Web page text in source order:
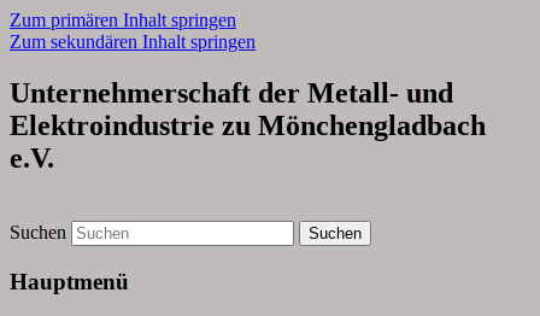
Zum primären Inhalt springen
Zum sekundären Inhalt springen
Unternehmerschaft der Metall- und
Elektroindustrie zu Mönchengladbach
e.V.
Suchen
Hauptmenü